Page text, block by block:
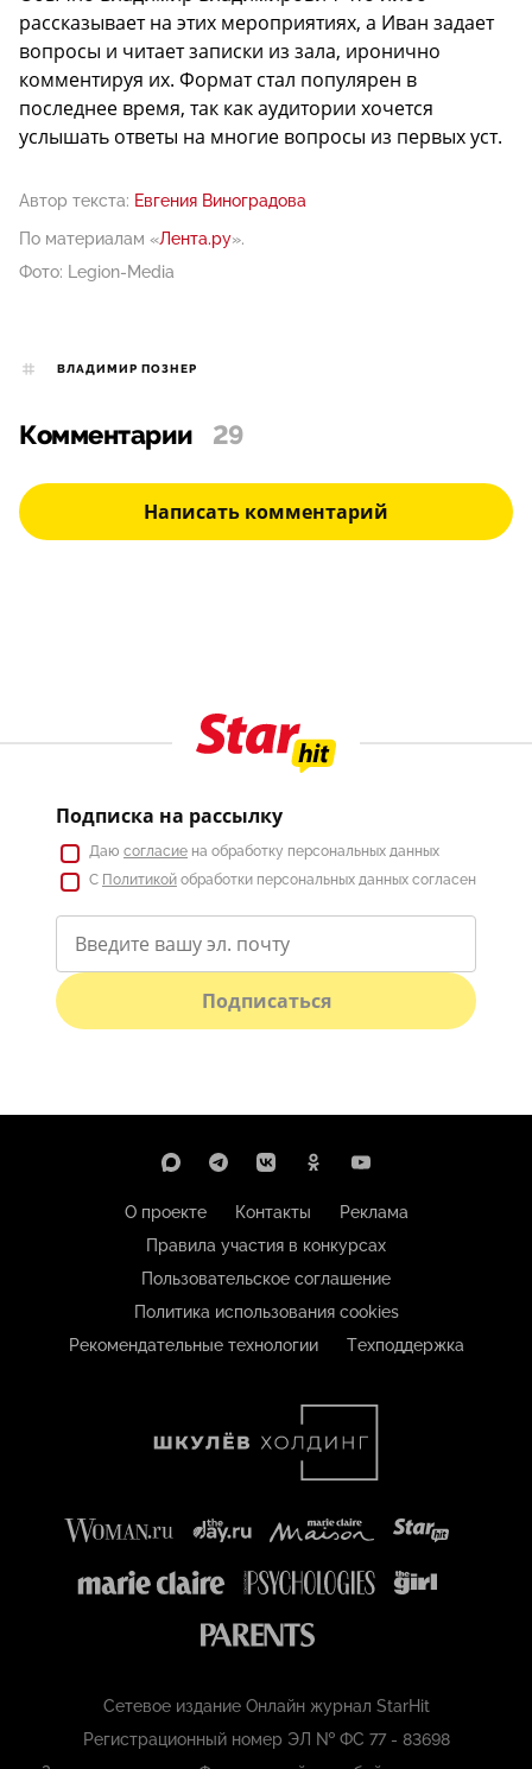
рассказывает на этих мероприятиях, а Иван задает
вопросы и читает записки из зала, иронично
комментируя их. Формат стал популярен в
последнее время, так как аудитории хочется
услышать ответы на многие вопросы из первых уст.
Автор текста: Евгения Виноградова
По материалам «Лента.ру».
Фото: Legion-Media
ВЛАДИМИР ПОЗНЕР
Комментарии 29
Написать комментарий
Подписка на рассылку
Даю согласие на обработку персональных данных
С Политикой обработки персональных данных согласен
Подписаться
О проекте Контакты
Реклама
Правила участия в конкурсах
Пользовательское соглашение
Политика использования cookies
Рекомендательные технологии
Техподдержка
Сетевое издание Онлайн журнал StarHit
Регистрационный номер ЭЛ № ФС 77 - 83698